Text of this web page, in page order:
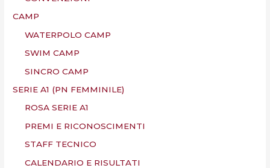
CAMP
WATERPOLO CAMP
SWIM CAMP
SINCRO CAMP
SERIE A1 (PN FEMMINILE)
ROSA SERIE A1
PREMI E RICONOSCIMENTI
STAFF TECNICO
CALENDARIO E RISULTATI